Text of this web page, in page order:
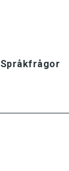
Språkfrågor